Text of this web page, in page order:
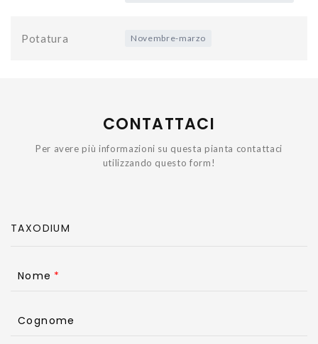
Potatura Novembre-marzo
CONTATTACI
Per avere più informazioni su questa pianta contattaci
utilizzando questo form!
Nome
Cognome